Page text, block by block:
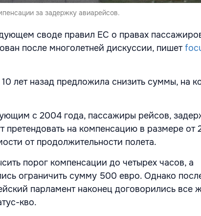
за задержку авиарейсов.
своде правил ЕС о правах
после многолетней дискуссии, пишет
лет назад предложила снизить суммы, на
с 2004 года, пассажиры рейсов,
претендовать на компенсацию в размере от
от продолжительности полета.
порог компенсации до четырех часов, а
ограничить сумму 500 евро. Однако
парламент наконец договорились все
кво.